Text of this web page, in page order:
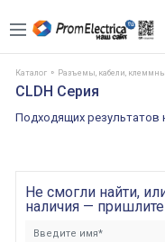
Каталог Разъемы, кабели,
CLDH Серия
Подходящих результатов
Не смогли найти,
наличия —